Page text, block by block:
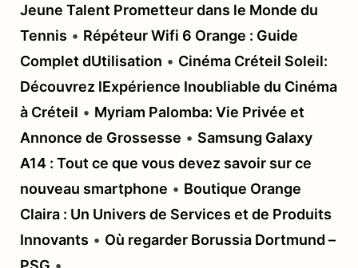
Jeune Talent Prometteur dans le Monde du
Tennis • Répéteur Wifi 6 Orange : Guide
Complet dUtilisation • Cinéma Créteil Soleil:
Découvrez lExpérience Inoubliable du Cinéma
à Créteil • Myriam Palomba: Vie Privée et
Annonce de Grossesse • Samsung Galaxy
A14 : Tout ce que vous devez savoir sur ce
nouveau smartphone • Boutique Orange
Claira : Un Univers de Services et de Produits
Innovants • Où regarder Borussia Dortmund –